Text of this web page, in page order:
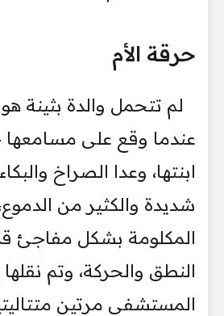
حرقة الأم
لم تتحمل والدة بثينة
عندما وقع على مسامعها
ابنتها، وعدا الصراخ
شديدة والكثير من
المكلومة بشكل مفاجئ
النطق والحركة، وتم نقلها
المستشفى مرتين